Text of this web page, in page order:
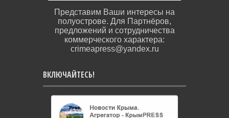
Представим Ваши интересы на
полуострове. Для Партнёров,
предложений и сотрудничества
коммерческого характера:
crimeapress@yandex.ru
ВКЛЮЧАЙТЕСЬ!